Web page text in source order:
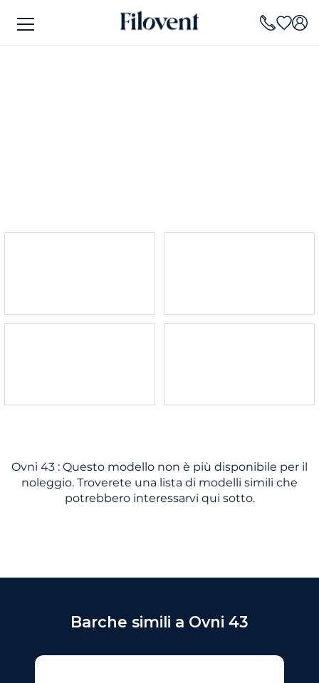
Ovni 43 : Questo modello non è più disponibile per il
noleggio. Troverete una lista di modelli simili che
potrebbero interessarvi qui sotto.
Barche simili a Ovni 43